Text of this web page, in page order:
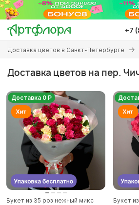
Перейти
основному
содержанию
+7
Вы
здесь
Доставка цветов в Санкт-Петербурге
Доставка цветов на пер.
Доставка 0 Р
Букет из 35 роз нежный микс
Букет